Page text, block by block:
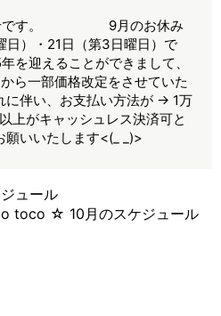
せです。 9月のお休み
日）・21日（第3日曜日）で
えることができまして、
ら一部価格改定をさせていた
、お支払い方法が → 1万
上がキャッシュレス決済可と
願いいたします<(_ _)>
ュール
toco ☆ 10月のスケジュール